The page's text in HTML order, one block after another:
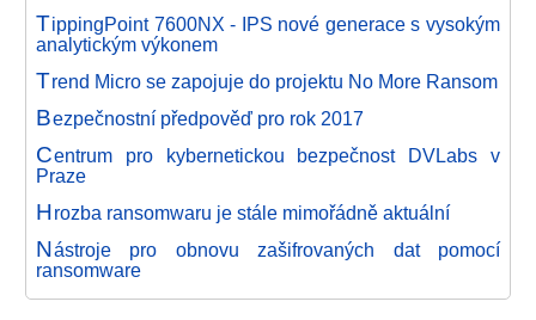
TippingPoint 7600NX - IPS nové generace s vysokým
analytickým výkonem
Trend Micro se zapojuje do projektu No More Ransom
Bezpečnostní předpověď pro rok 2017
Centrum pro kybernetickou bezpečnost DVLabs v
Praze
Hrozba ransomwaru je stále mimořádně aktuální
Nástroje pro obnovu zašifrovaných dat pomocí
ransomware